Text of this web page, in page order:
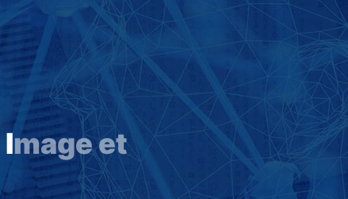
Aller
contenu
principal
Image et